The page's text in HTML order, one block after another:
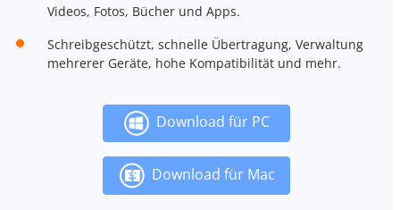
Videos, Fotos, Bücher und Apps.
Schreibgeschützt, schnelle Übertragung, Verwaltung
mehrerer Geräte, hohe Kompatibilität und mehr.
Download für PC
Download für Mac